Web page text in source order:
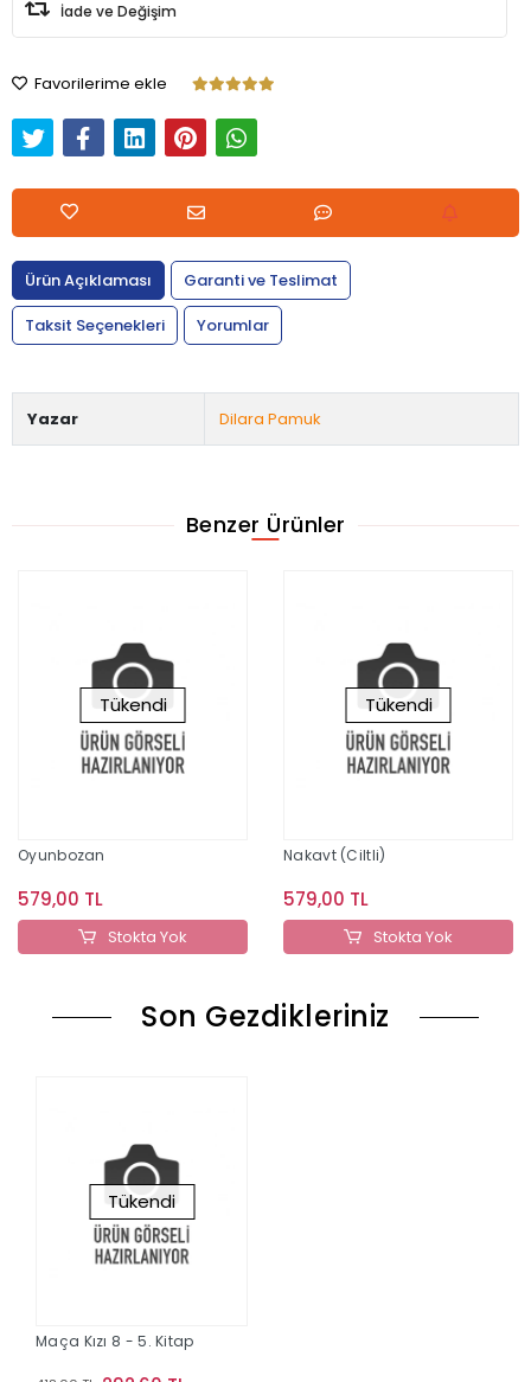
İade ve Değişim
Favorilerime ekle
Ürün Açıklaması
Garanti ve Teslimat
Taksit Seçenekleri
Yorumlar
Yazar Dilara Pamuk
Benzer Ürünler
Tükendi
Oyunbozan
579,00 TL
Stokta Yok
Tükendi
Nakavt (Ciltli)
579,00 TL
Stokta Yok
Son Gezdikleriniz
Tükendi
Maça Kızı 8 - 5. Kitap